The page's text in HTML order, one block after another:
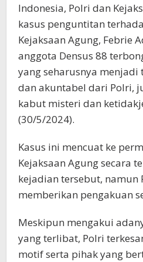
Indonesia, Polri dan
kasus penguntitan
Kejaksaan Agung, Febrie
anggota Densus 88
yang seharusnya
dan akuntabel dari Polri,
kabut misteri dan
(30/5/2024).
Kasus ini mencuat ke
Kejaksaan Agung secara
kejadian tersebut, namun
memberikan pengakuan
Meskipun mengakui
yang terlibat, Polri
motif serta pihak yang